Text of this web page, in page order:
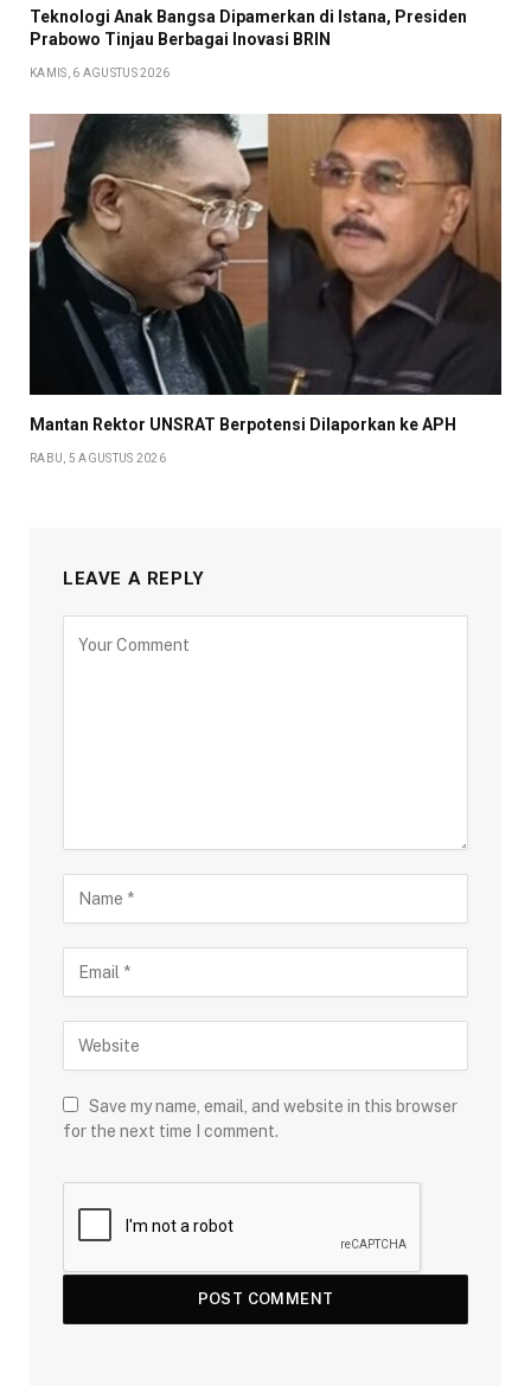
Teknologi Anak Bangsa Dipamerkan di Istana, Presiden
Prabowo Tinjau Berbagai Inovasi BRIN
KAMIS, 6 AGUSTUS 2026
Mantan Rektor UNSRAT Berpotensi Dilaporkan ke APH
RABU, 5 AGUSTUS 2026
LEAVE A REPLY
Save my name, email, and website in this browser
for the next time I comment.